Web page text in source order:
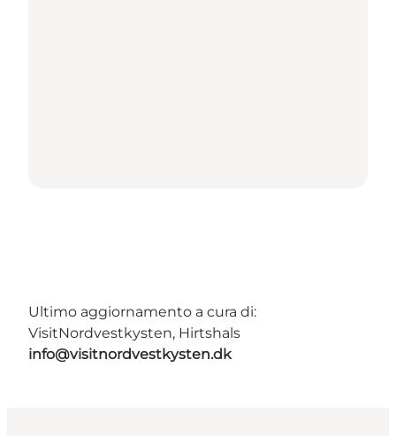
Ultimo aggiornamento a cura di:
VisitNordvestkysten, Hirtshals
info@visitnordvestkysten.dk